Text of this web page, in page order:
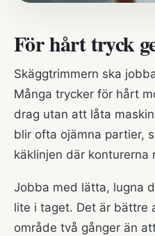
För hårt tryck
Skäggtrimmern ska
Många trycker för hårt
drag utan att låta
blir ofta ojämna partier,
käklinjen där konturerna
Jobba med lätta, lugna
lite i taget. Det är bättre
område två gånger än